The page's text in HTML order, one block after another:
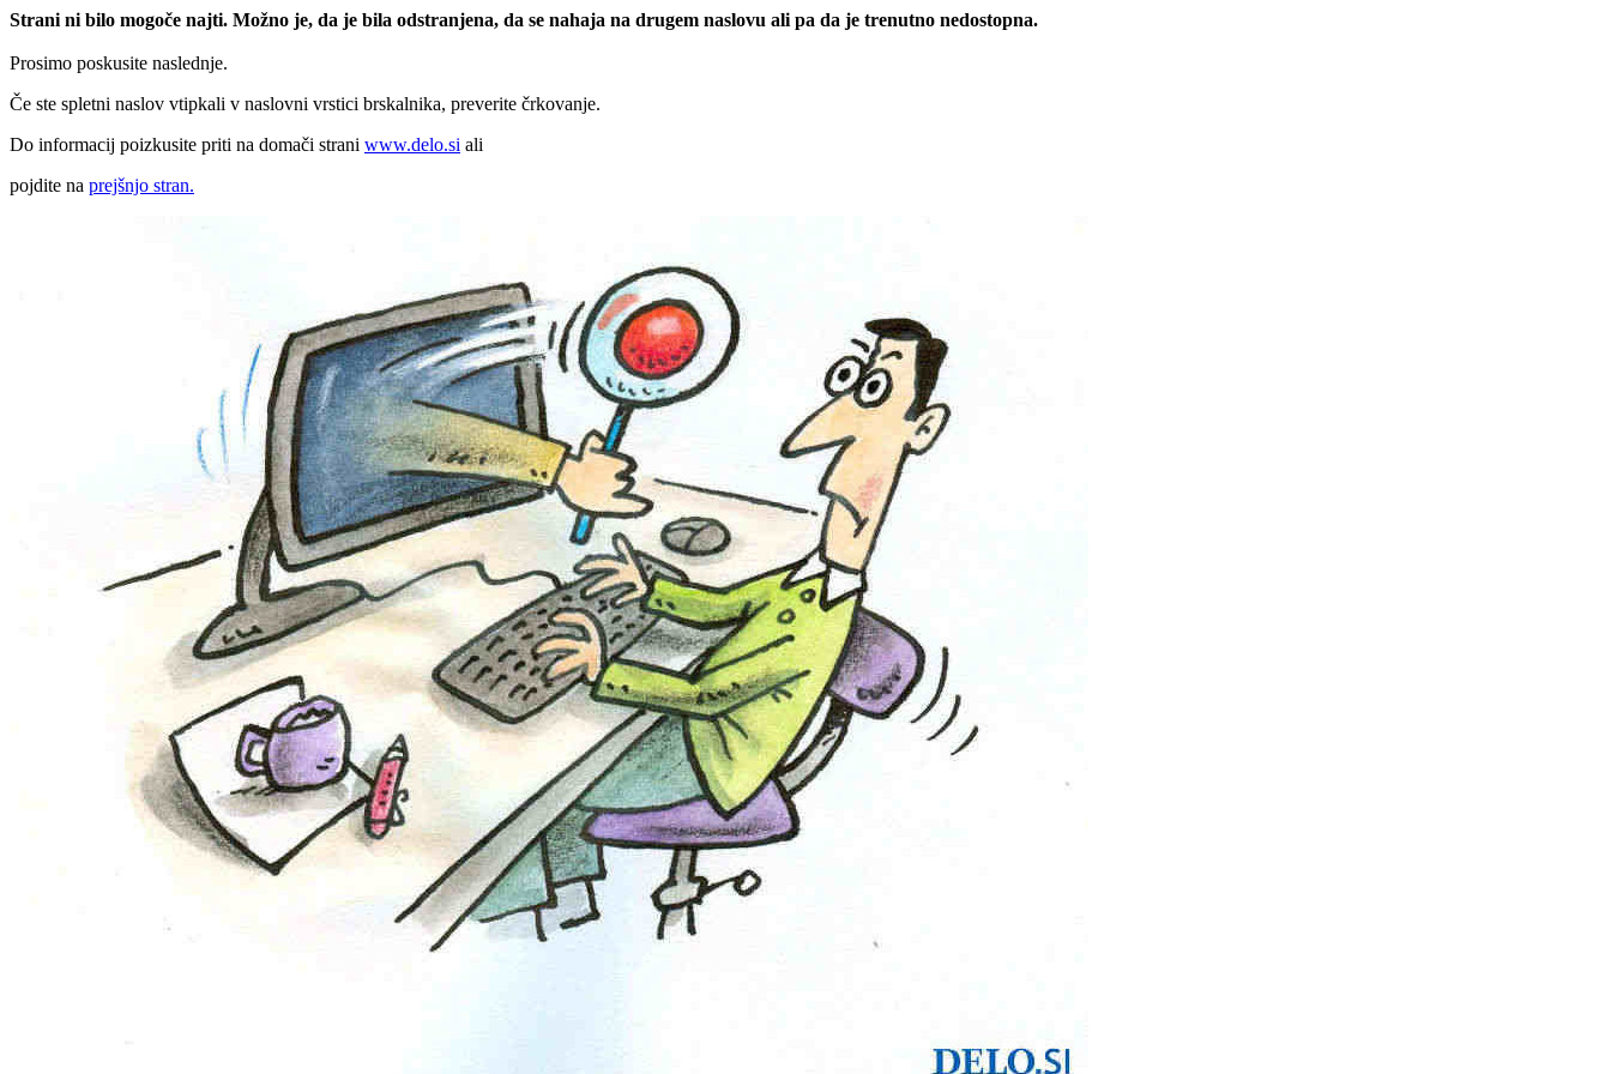
Strani ni bilo mogoče najti. Možno je, da je bila odstranjena, da se nahaja na drugem naslovu ali pa da je trenutno nedostopna.
Prosimo poskusite naslednje.
Če ste spletni naslov vtipkali v naslovni vrstici brskalnika, preverite črkovanje.
Do informacij poizkusite priti na domači strani www.delo.si ali
pojdite na prejšnjo stran.